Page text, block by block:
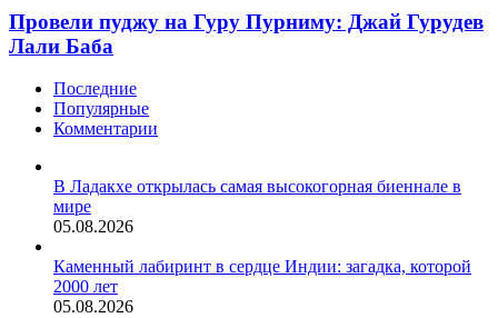
Провели пуджу на Гуру Пурниму: Джай Гурудев
Лали Баба
Последние
Популярные
Комментарии
В Ладакхе открылась самая высокогорная биеннале в
мире
05.08.2026
Каменный лабиринт в сердце Индии: загадка, которой
2000 лет
05.08.2026